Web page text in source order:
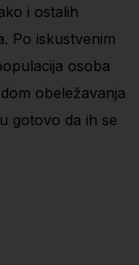
i ostalih
Po iskustvenim
osoba
obeležavanja
gotovo da ih se